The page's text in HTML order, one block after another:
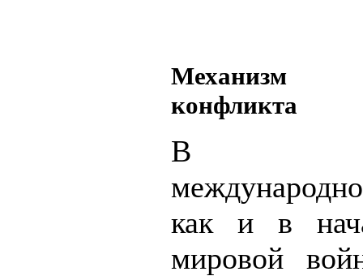
Механизм
конфликта
В
как и в
мировой